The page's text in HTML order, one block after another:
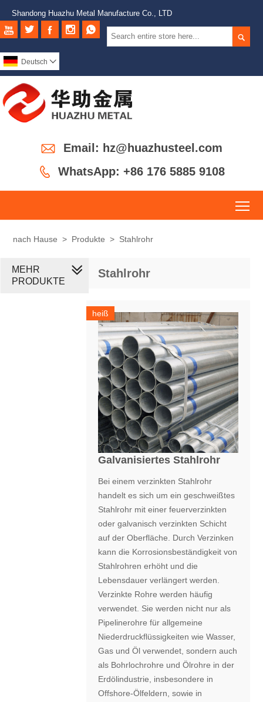
Shandong Huazhu Metal Manufacture Co., LTD

    
Deutsch 
 Email: hz@huazhusteel.com
 WhatsApp: +86 176 5885 9108
nach Hause > Produkte > Stahlrohr
Stahlrohr
heiß
Galvanisiertes Stahlrohr
Bei einem verzinkten Stahlrohr
handelt es sich um ein geschweißtes
Stahlrohr mit einer feuerverzinkten
oder galvanisch verzinkten Schicht
auf der Oberfläche. Durch Verzinken
kann die Korrosionsbeständigkeit von
Stahlrohren erhöht und die
Lebensdauer verlängert werden.
Verzinkte Rohre werden häufig
verwendet. Sie werden nicht nur als
Pipelinerohre für allgemeine
Niederdruckflüssigkeiten wie Wasser,
Gas und Öl verwendet, sondern auch
als Bohrlochrohre und Ölrohre in der
Erdölindustrie, insbesondere in
Offshore-Ölfeldern, sowie in
MEHR
PRODUKTE